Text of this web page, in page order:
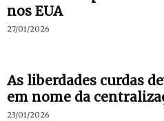
nos EUA
27/01/2026
As liberdades curdas
em nome da
23/01/2026